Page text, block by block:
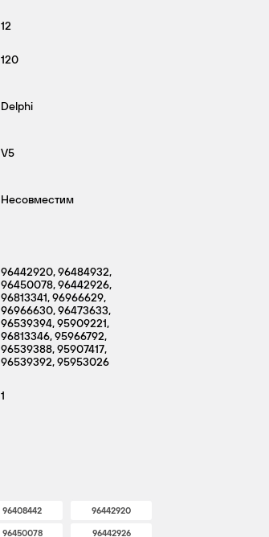
12
120
Delphi
V5
Несовместим
96442920, 96484932,
96450078, 96442926,
96813341, 96966629,
96966630, 96473633,
96539394, 95909221,
96813346, 95966792,
96539388, 95907417,
96539392, 95953026
1
96408442 96442920
96450078 96442926